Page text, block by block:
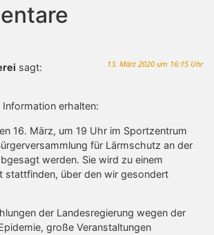
sagt: 13. März 2020 um 16:15 Uhr
erhalten:
16. März, um 19 Uhr im Sportzentrum
für Lärmschutz an der
werden. Sie wird zu einem
stattfinden, über den wir gesondert
der Landesregierung wegen der
große Veranstaltungen